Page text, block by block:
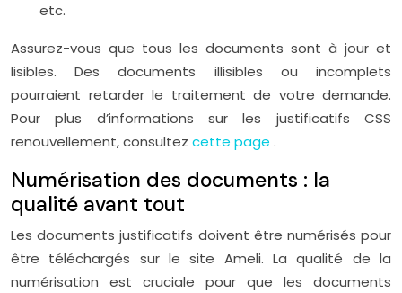
etc.
Assurez-vous que tous les documents sont à jour et
lisibles. Des documents illisibles ou incomplets
pourraient retarder le traitement de votre demande.
Pour plus d’informations sur les justificatifs CSS
renouvellement, consultez cette page .
Numérisation des documents : la
qualité avant tout
Les documents justificatifs doivent être numérisés pour
être téléchargés sur le site Ameli. La qualité de la
numérisation est cruciale pour que les documents